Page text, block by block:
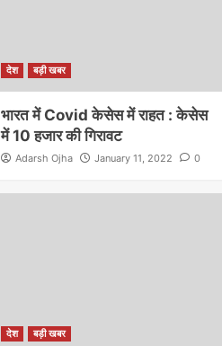
देश बड़ी खबर
भारत में Covid केसेस में राहत : केसेस
में 10 हजार की गिरावट
Adarsh Ojha January 11, 2022 0
देश बड़ी खबर